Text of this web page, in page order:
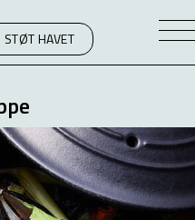
STØT HAVET